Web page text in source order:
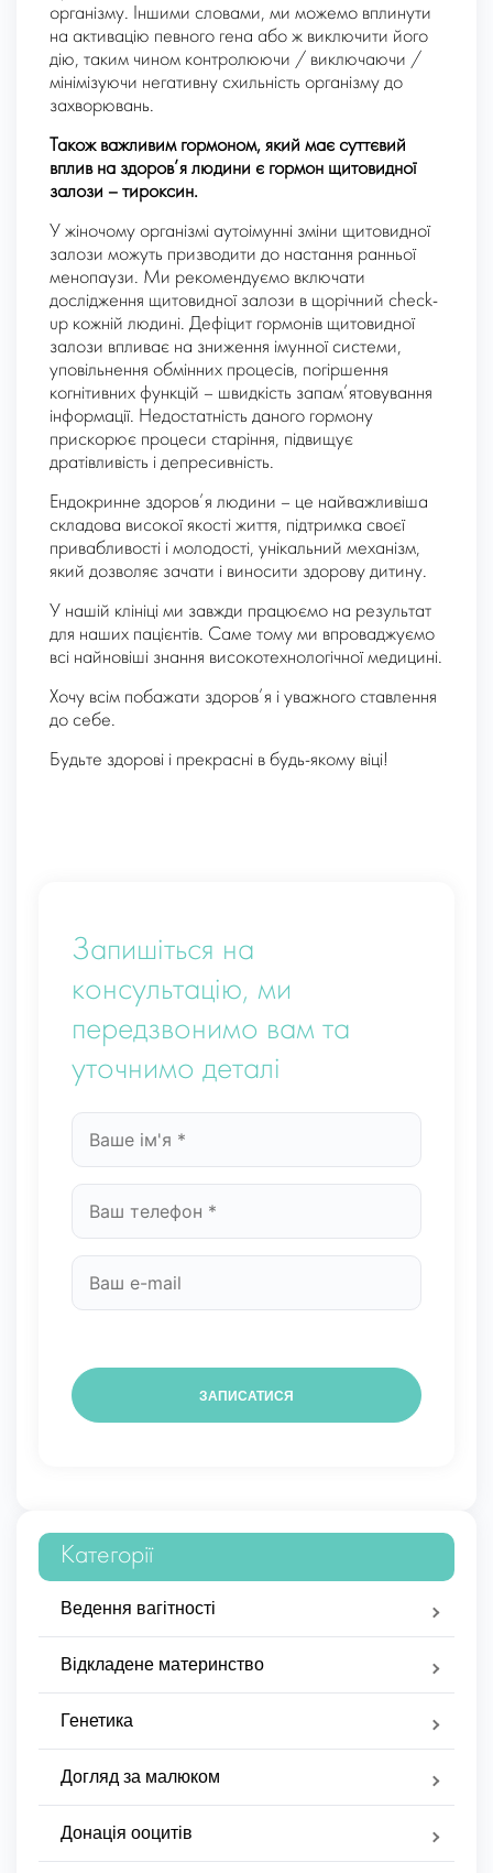
організму. Іншими словами, ми можемо вплинути
на активацію певного гена або ж виключити його
дію, таким чином контролюючи / виключаючи /
мінімізуючи негативну схильність організму до
захворювань.
Також важливим гормоном, який має суттєвий
вплив на здоров’я людини є гормон щитовидної
залози – тироксин.
У жіночому організмі аутоімунні зміни щитовидної
залози можуть призводити до настання ранньої
менопаузи. Ми рекомендуємо включати
дослідження щитовидної залози в щорічний check-
up кожній людині. Дефіцит гормонів щитовидної
залози впливає на зниження імунної системи,
уповільнення обмінних процесів, погіршення
когнітивних функцій – швидкість запам’ятовування
інформації. Недостатність даного гормону
прискорює процеси старіння, підвищує
дратівливість і депресивність.
Ендокринне здоров’я людини – це найважливіша
складова високої якості життя, підтримка своєї
привабливості і молодості, унікальний механізм,
який дозволяє зачати і виносити здорову дитину.
У нашій клініці ми завжди працюємо на результат
для наших пацієнтів. Саме тому ми впроваджуємо
всі найновіші знання високотехнологічної медицині.
Хочу всім побажати здоров’я і уважного ставлення
до себе.
Будьте здорові і прекрасні в будь-якому віці!
Запишіться на
консультацію, ми
передзвонимо вам та
уточнимо деталі
Категорії
Ведення вагітності
Відкладене материнство
Генетика
Догляд за малюком
Донація ооцитів